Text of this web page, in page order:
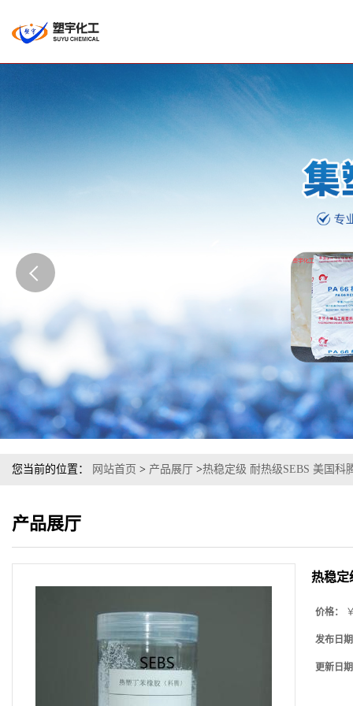
您当前的位置： 网站首页 > 产品展厅 >热稳定级 耐热级SEBS 美国科
产品展厅
热稳定
价格：
发布日
更新日